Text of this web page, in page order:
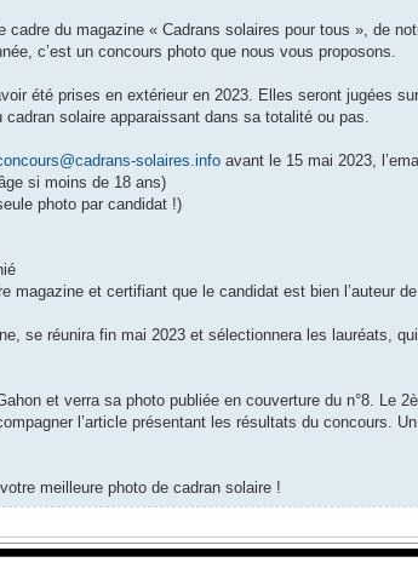
du magazine « Cadrans solaires pour tous », de
c’est un concours photo que nous vous proposons.
été prises en extérieur en 2023. Elles seront jugées
solaire apparaissant dans sa totalité ou pas.
solaires.info avant le 15 mai 2023,
si moins de 18 ans)
photo par candidat !)
et certifiant que le candidat est bien l’auteur de
se réunira fin mai 2023 et sélectionnera les lauréats,
et verra sa photo publiée en couverture du n°8. Le
l’article présentant les résultats du concours.
meilleure photo de cadran solaire !